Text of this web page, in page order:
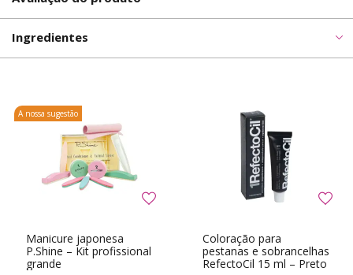
Ingredientes
Manicure japonesa
P.Shine – Kit profissional
grande
A nossa sugestão
Coloração para
pestanas e sobrancelhas
RefectoCil 15 ml – Preto